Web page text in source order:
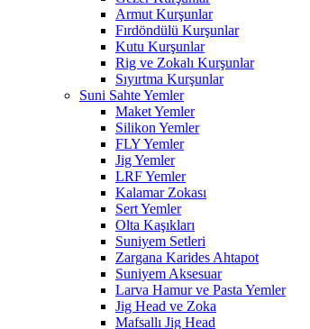
Armut Kurşunlar
Fırdöndülü Kurşunlar
Kutu Kurşunlar
Rig ve Zokalı Kurşunlar
Sıyırtma Kurşunlar
Suni Sahte Yemler
Maket Yemler
Silikon Yemler
FLY Yemler
Jig Yemler
LRF Yemler
Kalamar Zokası
Sert Yemler
Olta Kaşıkları
Suniyem Setleri
Zargana Karides Ahtapot
Suniyem Aksesuar
Larva Hamur ve Pasta Yemler
Jig Head ve Zoka
Mafsallı Jig Head